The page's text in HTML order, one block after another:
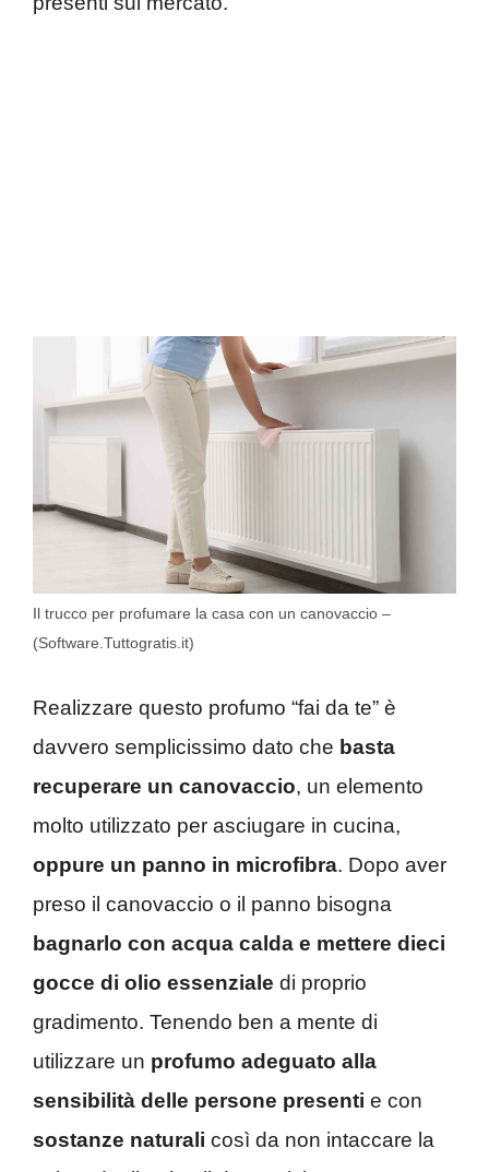
Il trucco per profumare la casa con un canovaccio –
(Software.Tuttogratis.it)
Realizzare questo profumo “fai da te” è
davvero semplicissimo dato che basta
recuperare un canovaccio, un elemento
molto utilizzato per asciugare in cucina,
oppure un panno in microfibra. Dopo aver
preso il canovaccio o il panno bisogna
bagnarlo con acqua calda e mettere dieci
gocce di olio essenziale di proprio
gradimento. Tenendo ben a mente di
utilizzare un profumo adeguato alla
sensibilità delle persone presenti e con
sostanze naturali così da non intaccare la